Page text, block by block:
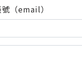
（email）